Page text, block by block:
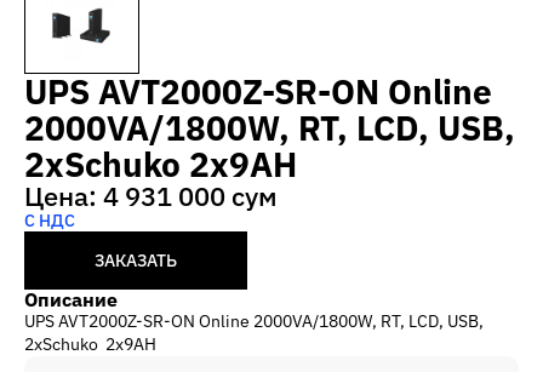
UPS AVT2000Z-SR-ON Online
2000VA/1800W, RT, LCD, USB,
2xSchuko 2x9AH
Цена: 4 931 000 сум
С НДС
ЗАКАЗАТЬ
Описание
UPS AVT2000Z-SR-ON Online 2000VA/1800W, RT, LCD, USB,
2xSchuko 2x9AH